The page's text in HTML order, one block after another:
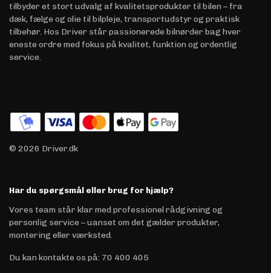
tilbyder et stort udvalg af kvalitetsprodukter til bilen – fra
dæk, fælge og olie til bilpleje, transportudstyr og praktisk
tilbehør. Hos Driver står passionerede bilnørder bag hver
eneste ordre med fokus på kvalitet, funktion og ordentlig
service.
© 2026 Driver.dk
Har du spørgsmål eller brug for hjælp?
Vores team står klar med professionel rådgivning og
personlig service – uanset om det gælder produkter,
montering eller værksted.
Du kan kontakte os på: 70 400 405